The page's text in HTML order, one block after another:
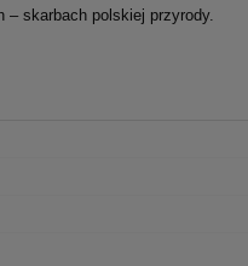
– skarbach polskiej przyrody.